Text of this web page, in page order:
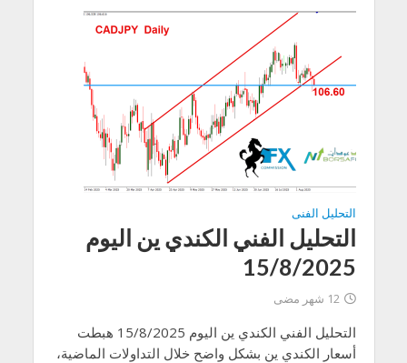
التحليل الفنى
التحليل الفني الكندي ين اليوم
15/8/2025
12 شهر مضى
التحليل الفني الكندي ين اليوم 15/8/2025 هبطت
أسعار الكندي ين بشكل واضح خلال التداولات الماضية،